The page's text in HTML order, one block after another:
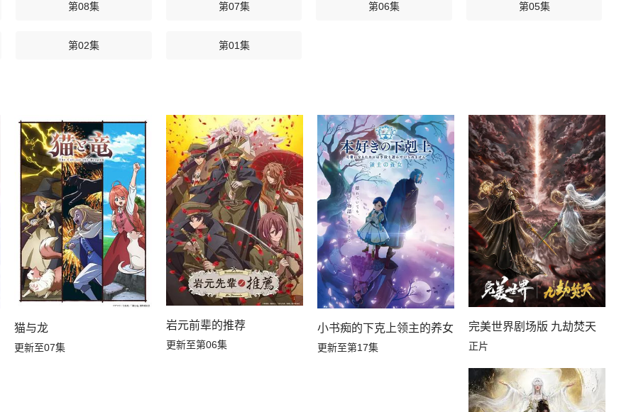
第08集 第07集 第06集 第05集
第02集 第01集
猫与龙
更新至07集
岩元前辈的推荐
更新至第06集
小书痴的下克上领主的养女
更新至第17集
完美世界剧场版 九劫焚天
正片